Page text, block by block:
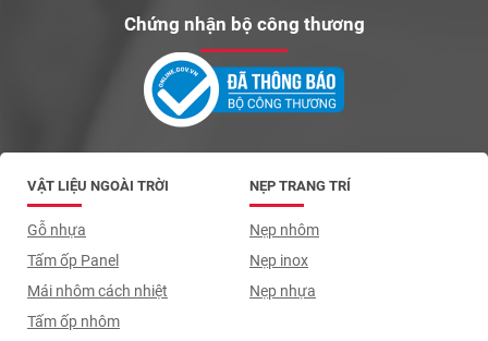
Chứng nhận bộ công thương
VẬT LIỆU NGOÀI TRỜI
Gỗ nhựa
Tấm ốp Panel
Mái nhôm cách nhiệt
Tấm ốp nhôm
NẸP TRANG TRÍ
Nẹp nhôm
Nẹp inox
Nẹp nhựa